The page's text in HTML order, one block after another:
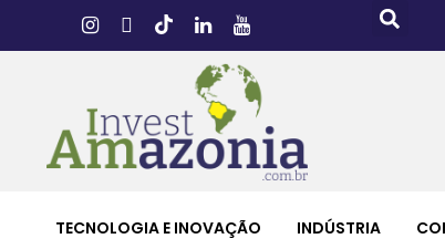
TECNOLOGIA E INOVAÇÃO INDÚSTRIA